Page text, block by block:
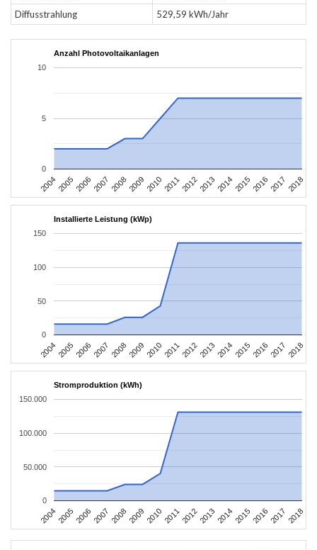
Diffusstrahlung
529,59 kWh/Jahr
Anzahl Photovoltaikanlagen
2004200520062007 2008200920102011201220132014201520162017 2018
0
5
10
Installierte Leistung (kWp)
2004200520062007 2008200920102011201220132014201520162017 2018
0
50
100
150
Stromproduktion (kWh)
2004200520062007 2008200920102011201220132014201520162017 2018
0
50.000
100.000
150.000